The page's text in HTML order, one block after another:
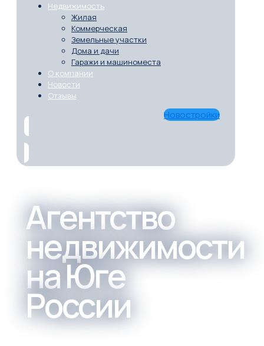
Недвижимость
Жилая
Коммерческая
Земельные участки
Дома и дачи
Гаражи и машиноместа
О компании
Новости
Отзывы
Новостройки
Агентство
недвижимости
на Юге
России